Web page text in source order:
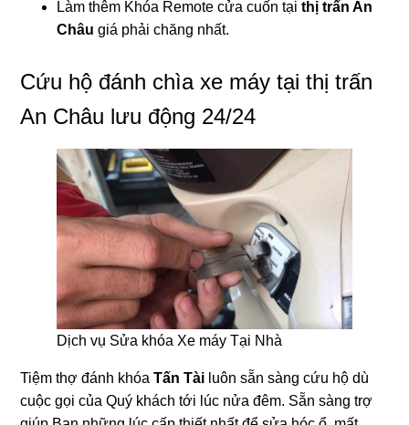
Làm thêm Khóa Remote cửa cuốn tạithị trấn An
Châugiá phải chăng nhất.
Cứu hộ đánh chìa xe máy tại thị trấn
An Châu lưu động 24/24
Dịch vụ Sửa khóa Xe máy Tại Nhà
Tiệm thợ đánh khóaTấn Tài luôn sẵn sàng cứu hộ dù
cuộc gọi của Quý khách tới lúc nửa đêm. Sẵn sàng trợ